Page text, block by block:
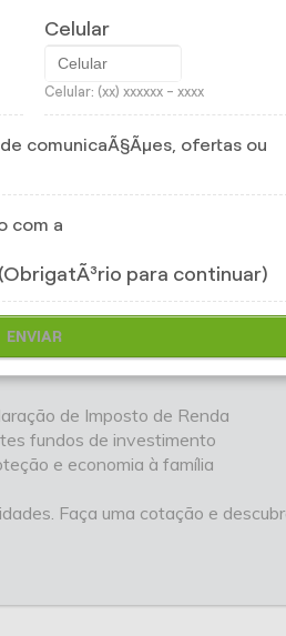
ganha a confiança dos
e benefícios exclusivos
pelo regime de Lucro
todo o processo
para sua empresa
de relacionamento para os
de Imposto de Renda
fundos de investimento
e economia à família
Faça uma cotação e
Celular
Celular: (xx) xxxxxx - xxxx
comunicaÃ§Ãµes, ofertas ou
com a
(ObrigatÃ³rio para continuar)
ENVIAR